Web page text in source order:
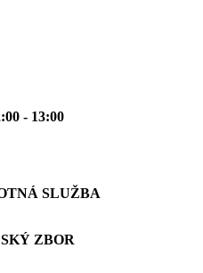
- 13:00
SLUŽBA
ZBOR